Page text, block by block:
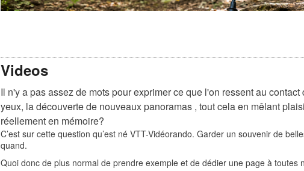
Videos
Il n'y a pas assez de mots pour exprimer ce que l'on ressent au
yeux, la découverte de nouveaux panoramas , tout cela en mêlant
réellement en mémoire?
C’est sur cette question qu’est né VTT-Vidéorando. Garder un souvenir de
quand.
Quoi donc de plus normal de prendre exemple et de dédier une page à toutes